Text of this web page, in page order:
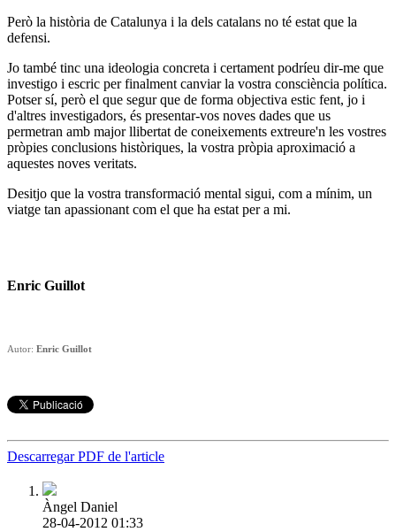
Però la història de Catalunya i la dels catalans no té estat que la
defensi.
Jo també tinc una ideologia concreta i certament podríeu dir-me que
investigo i escric per finalment canviar la vostra consciència política.
Potser sí, però el que segur que de forma objectiva estic fent, jo i
d'altres investigadors, és presentar-vos noves dades que us
permetran amb major llibertat de coneixements extreure'n les vostres
pròpies conclusions històriques, la vostra pròpia aproximació a
aquestes noves veritats.
Desitjo que la vostra transformació mental sigui, com a mínim, un
viatge tan apassionant com el que ha estat per a mi.
Enric Guillot
Autor: Enric Guillot
Descarregar PDF de l'article
Àngel Daniel
28-04-2012 01:33